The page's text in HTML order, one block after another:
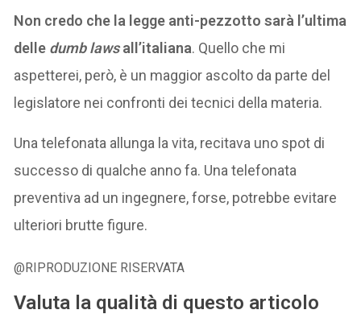
Non credo che la legge anti-pezzotto sarà l’ultima
delle dumb lawsall’italiana. Quello che mi
aspetterei, però, è un maggior ascolto da parte del
legislatore nei confronti dei tecnici della materia.
Una telefonata allunga la vita, recitava uno spot di
successo di qualche anno fa. Una telefonata
preventiva ad un ingegnere, forse, potrebbe evitare
ulteriori brutte figure.
@RIPRODUZIONE RISERVATA
Valuta la qualità di questo articolo